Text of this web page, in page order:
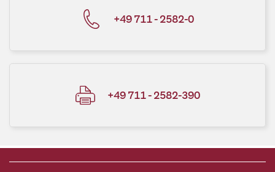
+49 711 - 2582-0
+49 711 - 2582-390